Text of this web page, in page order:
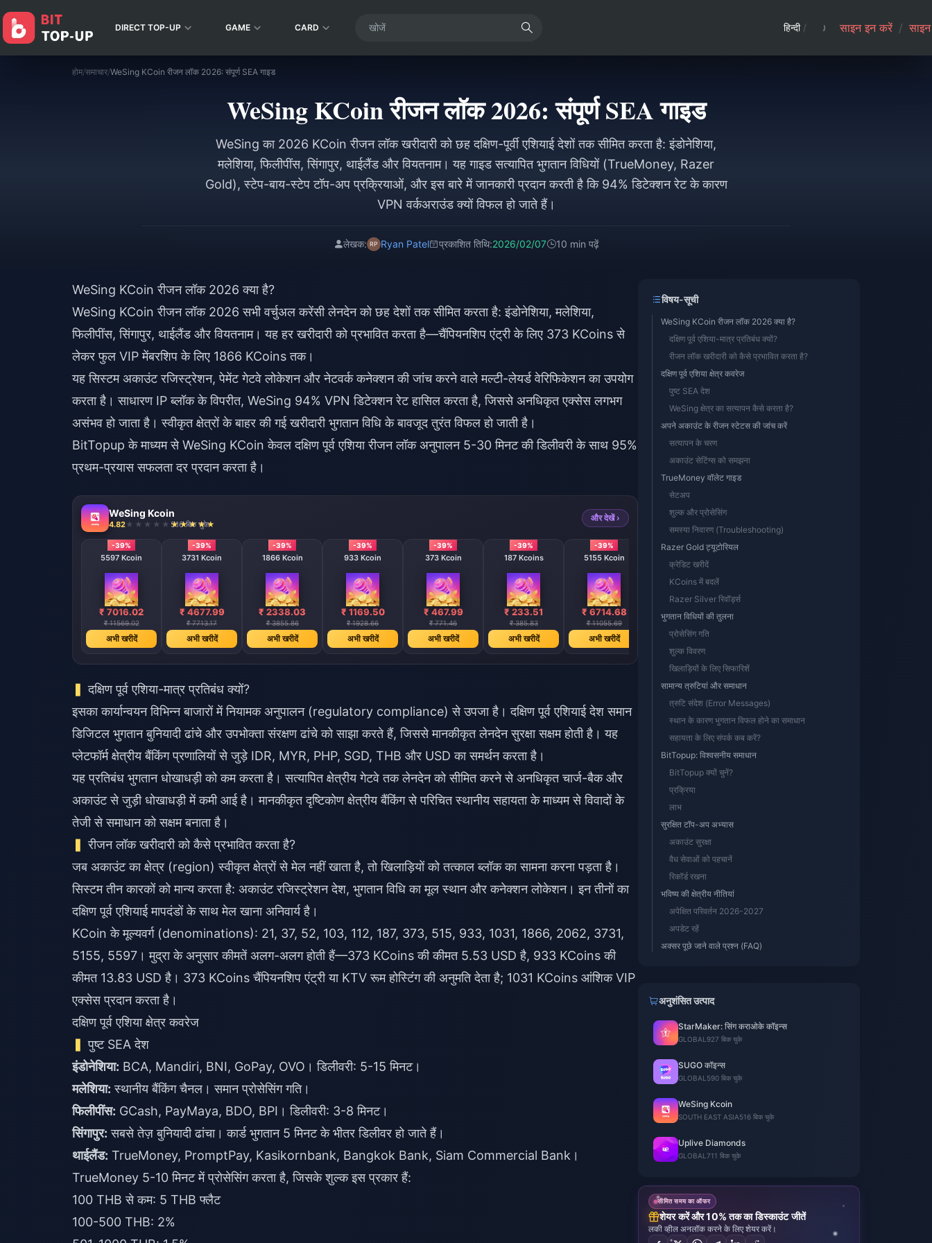
DIRECT TOP-UP GAME CARD हिन्दी / साइन इन करें /
होम/समाचार/WeSing KCoin रीजन लॉक 2026: संपूर्ण SEA गाइड
WeSing KCoin रीजन लॉक 2026: संपूर्ण SEA गाइड
WeSing का 2026 KCoin रीजन लॉक खरीदारी को छह दक्षिण-पूर्वी एशियाई देशों तक सीमित करता है: इंडोनेशिया,
मलेशिया, फिलीपींस, सिंगापुर, थाईलैंड और वियतनाम। यह गाइड सत्यापित भुगतान विधियों (TrueMoney, Razer
Gold), स्टेप-बाय-स्टेप टॉप-अप प्रक्रियाओं, और इस बारे में जानकारी प्रदान करती है कि 94% डिटेक्शन रेट के कारण
VPN वर्कअराउंड क्यों विफल हो जाते हैं।
लेखक: Ryan Patel प्रकाशित तिथि:2026/02/07 10 min पढ़ें
WeSing KCoin रीजन लॉक 2026 क्या है?
WeSing KCoin रीजन लॉक 2026 सभी वर्चुअल करेंसी लेनदेन को छह देशों तक सीमित करता है: इंडोनेशिया, मलेशिया,
फिलीपींस, सिंगापुर, थाईलैंड और वियतनाम। यह हर खरीदारी को प्रभावित करता है—चैंपियनशिप एंट्री के लिए 373 KCoins से
लेकर फुल VIP मेंबरशिप के लिए 1866 KCoins तक।
यह सिस्टम अकाउंट रजिस्ट्रेशन, पेमेंट गेटवे लोकेशन और नेटवर्क कनेक्शन की जांच करने वाले मल्टी-लेयर्ड वेरिफिकेशन का उपयोग
करता है। साधारण IP ब्लॉक के विपरीत, WeSing 94% VPN डिटेक्शन रेट हासिल करता है, जिससे अनधिकृत एक्सेस लगभग
असंभव हो जाता है। स्वीकृत क्षेत्रों के बाहर की गई खरीदारी भुगतान विधि के बावजूद तुरंत विफल हो जाती है।
BitTopup के माध्यम सेWeSing KCoin केवल दक्षिण पूर्व एशिया रीजन लॉकअनुपालन 5-30 मिनट की डिलीवरी के साथ 95%
प्रथम-प्रयास सफलता दर प्रदान करता है।
WeSing Kcoin
4.82 516 बिक चुके
और देखें ›
-39%
5597 Kcoin
₹ 7016.02
₹ 11569.02
अभी खरीदें
-39%
3731 Kcoin
₹ 4677.99
₹ 7713.17
अभी खरीदें
-39%
1866 Kcoin
₹ 2338.03
₹ 3855.86
अभी खरीदें
-39%
933 Kcoin
₹ 1169.50
₹ 1928.66
अभी खरीदें
-39%
373 Kcoin
₹ 467.99
₹ 771.46
अभी खरीदें
-39%
187 Kcoins
₹ 233.51
₹ 385.83
अभी खरीदें
-39%
5155 Kcoin
₹ 6714.68
₹ 11055.69
अभी खरीदें
-39%
2062 Kcoin
₹ 2684.91
अभी खरीदें
दक्षिण पूर्व एशिया-मात्र प्रतिबंध क्यों?
इसका कार्यान्वयन विभिन्न बाजारों में नियामक अनुपालन (regulatory compliance) से उपजा है। दक्षिण पूर्व एशियाई देश समान
डिजिटल भुगतान बुनियादी ढांचे और उपभोक्ता संरक्षण ढांचे को साझा करते हैं, जिससे मानकीकृत लेनदेन सुरक्षा सक्षम होती है। यह
प्लेटफॉर्म क्षेत्रीय बैंकिंग प्रणालियों से जुड़े IDR, MYR, PHP, SGD, THB और USD का समर्थन करता है।
यह प्रतिबंध भुगतान धोखाधड़ी को कम करता है। सत्यापित क्षेत्रीय गेटवे तक लेनदेन को सीमित करने से अनधिकृत चार्ज-बैक और
अकाउंट से जुड़ी धोखाधड़ी में कमी आई है। मानकीकृत दृष्टिकोण क्षेत्रीय बैंकिंग से परिचित स्थानीय सहायता के माध्यम से विवादों के
तेजी से समाधान को सक्षम बनाता है।
रीजन लॉक खरीदारी को कैसे प्रभावित करता है?
जब अकाउंट का क्षेत्र (region) स्वीकृत क्षेत्रों से मेल नहीं खाता है, तो खिलाड़ियों को तत्काल ब्लॉक का सामना करना पड़ता है।
सिस्टम तीन कारकों को मान्य करता है: अकाउंट रजिस्ट्रेशन देश, भुगतान विधि का मूल स्थान और कनेक्शन लोकेशन। इन तीनों का
दक्षिण पूर्व एशियाई मापदंडों के साथ मेल खाना अनिवार्य है।
KCoin के मूल्यवर्ग (denominations): 21, 37, 52, 103, 112, 187, 373, 515, 933, 1031, 1866, 2062, 3731,
5155, 5597। मुद्रा के अनुसार कीमतें अलग-अलग होती हैं—373 KCoins की कीमत 5.53 USD है, 933 KCoins की
कीमत 13.83 USD है। 373 KCoins चैंपियनशिप एंट्री या KTV रूम होस्टिंग की अनुमति देता है; 1031 KCoins आंशिक VIP
एक्सेस प्रदान करता है।
दक्षिण पूर्व एशिया क्षेत्र कवरेज
पुष्ट SEA देश
इंडोनेशिया: BCA, Mandiri, BNI, GoPay, OVO। डिलीवरी: 5-15 मिनट।
मलेशिया: स्थानीय बैंकिंग चैनल। समान प्रोसेसिंग गति।
फिलीपींस: GCash, PayMaya, BDO, BPI। डिलीवरी: 3-8 मिनट।
सिंगापुर: सबसे तेज़ बुनियादी ढांचा। कार्ड भुगतान 5 मिनट के भीतर डिलीवर हो जाते हैं।
थाईलैंड: TrueMoney, PromptPay, Kasikornbank, Bangkok Bank, Siam Commercial Bank।
TrueMoney 5-10 मिनट में प्रोसेसिंग करता है, जिसके शुल्क इस प्रकार हैं:
100 THB से कम: 5 THB फ्लैट
100-500 THB: 2%
विषय-सूची
WeSing KCoin रीजन लॉक 2026 क्या है?
दक्षिण पूर्व एशिया-मात्र प्रतिबंध क्यों?
रीजन लॉक खरीदारी को कैसे प्रभावित करता है?
दक्षिण पूर्व एशिया क्षेत्र कवरेज
पुष्ट SEA देश
WeSing क्षेत्र का सत्यापन कैसे करता है?
अपने अकाउंट के रीजन स्टेटस की जांच करें
सत्यापन के चरण
अकाउंट सेटिंग्स को समझना
TrueMoney वॉलेट गाइड
सेटअप
शुल्क और प्रोसेसिंग
समस्या निवारण (Troubleshooting)
Razer Gold ट्यूटोरियल
क्रेडिट खरीदें
KCoins में बदलें
Razer Silver रिवॉर्ड्स
भुगतान विधियों की तुलना
प्रोसेसिंग गति
शुल्क विवरण
खिलाड़ियों के लिए सिफारिशें
सामान्य त्रुटियां और समाधान
त्रुटि संदेश (Error Messages)
स्थान के कारण भुगतान विफल होने का समाधान
सहायता के लिए संपर्क कब करें?
BitTopup: विश्वसनीय समाधान
BitTopup क्यों चुनें?
प्रक्रिया
लाभ
सुरक्षित टॉप-अप अभ्यास
अकाउंट सुरक्षा
वैध सेवाओं को पहचानें
रिकॉर्ड रखना
भविष्य की क्षेत्रीय नीतियां
अपेक्षित परिवर्तन 2026-2027
अपडेट रहें
अक्सर पूछे जाने वाले प्रश्न (FAQ)
अनुशंसित उत्पाद
StarMaker: सिंग कराओके कॉइन्स
GLOBAL 927 बिक चुके
SUGO कॉइन्स
GLOBAL 590 बिक चुके
WeSing Kcoin
SOUTH EAST ASIA516 बिक चुके
Uplive Diamonds
GLOBAL 711 बिक चुके
सीमित समय का ऑफर
शेयर करें और 10% तक का डिस्काउंट जीतें
लकी व्हील अनलॉक करने के लिए शेयर करें।